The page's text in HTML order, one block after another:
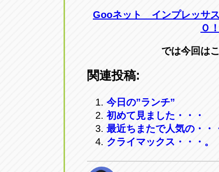
Gooネット インプレッサ
Ｏ
では今回は
関連投稿:
今日の”ランチ”
初めて見ました・・・
最近ちまたで人気の・・
クライマックス・・・。